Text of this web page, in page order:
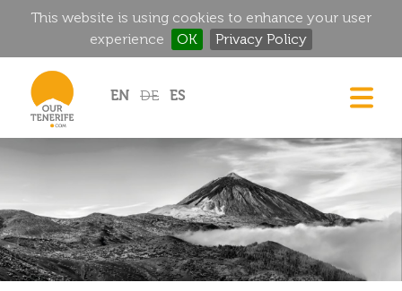
This website is using cookies to enhance your user
experience
OK
Privacy Policy
EN
DE ES
CASAS
GOURMET
MANSIONES HISTÓRICAS
RINCONES MÁGICOS
GOLF